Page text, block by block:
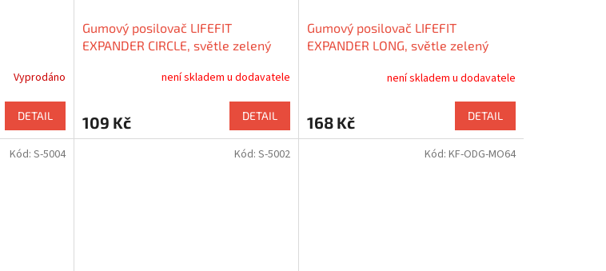
Vyprodáno
DETAIL
Gumový posilovač LIFEFIT
EXPANDER CIRCLE, světle zelený
není skladem u dodavatele
109 Kč DETAIL
Gumový posilovač LIFEFIT
EXPANDER LONG, světle zelený
není skladem u dodavatele
168 Kč DETAIL
Kód: S-5004 Kód: S-5002 Kód: KF-ODG-MO64